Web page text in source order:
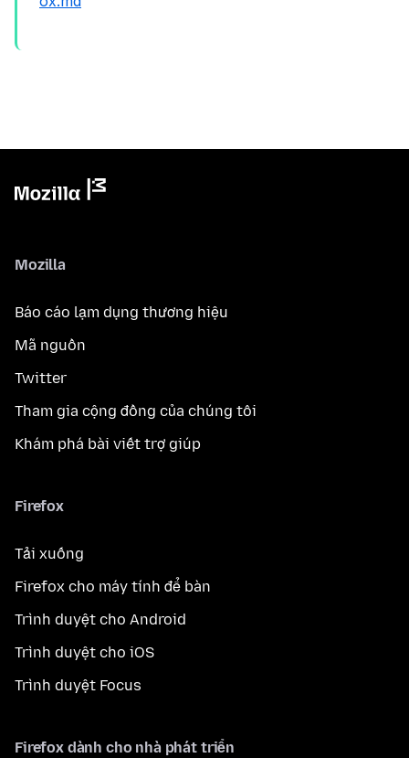
Mozilla
Báo cáo lạm dụng thương hiệu
Mã nguồn
Twitter
Tham gia cộng đồng của chúng tôi
Khám phá bài viết trợ giúp
Firefox
Tải xuống
Firefox cho máy tính để bàn
Trình duyệt cho Android
Trình duyệt cho iOS
Trình duyệt Focus
Firefox dành cho nhà phát triển